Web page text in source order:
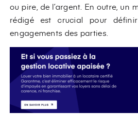
ou pire, de l’argent. En outre, un
rédigé est crucial pour
engagements des parties.